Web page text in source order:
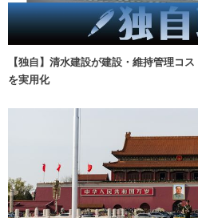
【独自】清水建設が建設・維持管理コ
を実用化